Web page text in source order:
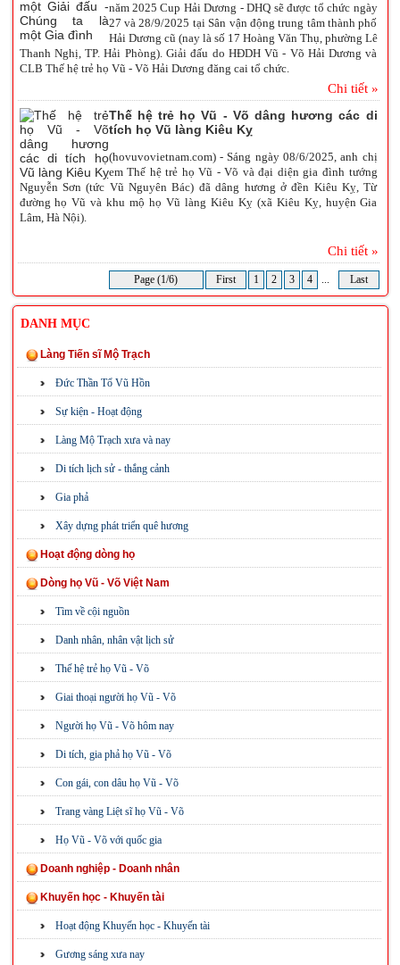
năm 2025 Cup Hải Dương - DHQ sẽ được tổ chức ngày
27 và 28/9/2025 tại Sân vận động trung tâm thành phố
Hải Dương cũ (nay là số 17 Hoàng Văn Thụ, phường Lê
Thanh Nghị, TP. Hải Phòng). Giải đấu do HĐDH Vũ - Võ Hải Dương và
CLB Thế hệ trẻ họ Vũ - Võ Hải Dương đăng cai tổ chức.
Chi tiết »
Thế hệ trẻ họ Vũ - Võ dâng hương các di
tích họ Vũ làng Kiêu Kỵ
(hovuvovietnam.com) - Sáng ngày 08/6/2025, anh chị
em Thế hệ trẻ họ Vũ - Võ và đại diện gia đình tướng
Nguyễn Sơn (tức Vũ Nguyên Bác) đã dâng hương ở đền Kiêu Kỵ, Từ
đường họ Vũ và khu mộ họ Vũ làng Kiêu Kỵ (xã Kiêu Kỵ, huyện Gia
Lâm, Hà Nội).
Chi tiết »
Page (1/6) First 1 2 3 4 ... Last
DANH MỤC
Làng Tiến sĩ Mộ Trạch
Đức Thần Tổ Vũ Hồn
Sự kiện - Hoạt động
Làng Mộ Trạch xưa và nay
Di tích lịch sử - thắng cảnh
Gia phả
Xây dựng phát triển quê hương
Hoạt động dòng họ
Dòng họ Vũ - Võ Việt Nam
Tìm về cội nguồn
Danh nhân, nhân vật lịch sử
Thế hệ trẻ họ Vũ - Võ
Giai thoại người họ Vũ - Võ
Người họ Vũ - Võ hôm nay
Di tích, gia phả họ Vũ - Võ
Con gái, con dâu họ Vũ - Võ
Trang vàng Liệt sĩ họ Vũ - Võ
Họ Vũ - Võ với quốc gia
Doanh nghiệp - Doanh nhân
Khuyến học - Khuyến tài
Hoạt động Khuyến học - Khuyến tài
Gương sáng xưa nay